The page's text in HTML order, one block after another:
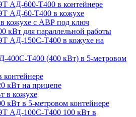
АД-600-Т400 в контейнере
АД-60-Т400 в кожухе
кожухе с АВР под ключ
кВт для параллельной работы
АД-150С-Т400 в кожухе на
400С-Т400 (400 кВт) в 5-метровом
кВт на прицепе
в кожухе
кВт в 5-метровом контейнере
АД-100С-Т400 100 кВт в